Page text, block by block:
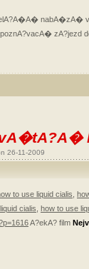
nabA�zA�
zA?jezd
26-11-2009
to use liquid cialis
cialis how to use
A?ekA? film